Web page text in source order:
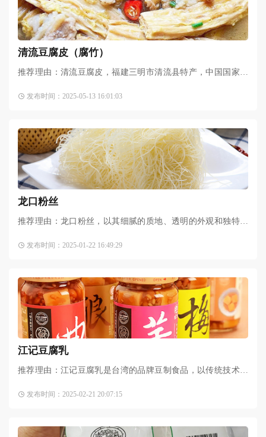
清流豆腐皮（腐竹）
推荐理由：清流豆腐皮，福建三明市清流县特产，中国国家地
腐皮具有香、醇、甜、韧、一煮就熟、久煮不糊、食用方便等
发布时间：2025-05-13 16:01:03
龙口粉丝
推荐理由：龙口粉丝，以其细腻的质地、透明的外观和独特的
志保护产品。龙口粉丝丝条匀细，洁白光亮，久煮不碎，吃起
发布时间：2025-01-22 16:49:29
江记豆腐乳
推荐理由：江记豆腐乳是台湾的品牌豆制食品，以传统技术与
可以是下菜良品，也可作为调味品，深受人们的青睐。简要介
发布时间：2025-02-21 20:07:15